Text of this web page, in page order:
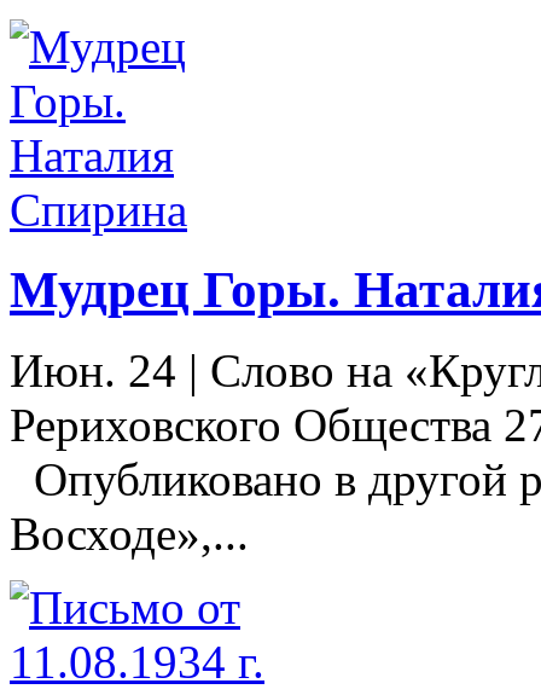
Мудрец Горы.
Июн. 24 | Слово на
Рериховского Общества
Опубликовано в другой
Восходе»,...